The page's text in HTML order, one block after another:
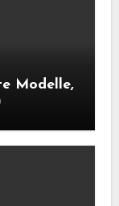
Modelle,